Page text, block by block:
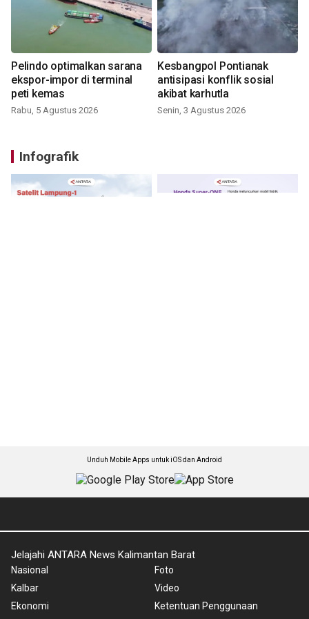
Pelindo optimalkan sarana
ekspor-impor di terminal
peti kemas
Rabu, 5 Agustus 2026
Kesbangpol Pontianak
antisipasi konflik sosial
akibat karhutla
Senin, 3 Agustus 2026
Infografik
Unduh Mobile Apps untuk iOS dan Android
Jelajahi ANTARA News Kalimantan Barat
Nasional
Kalbar
Ekonomi
Foto
Video
Ketentuan Penggunaan